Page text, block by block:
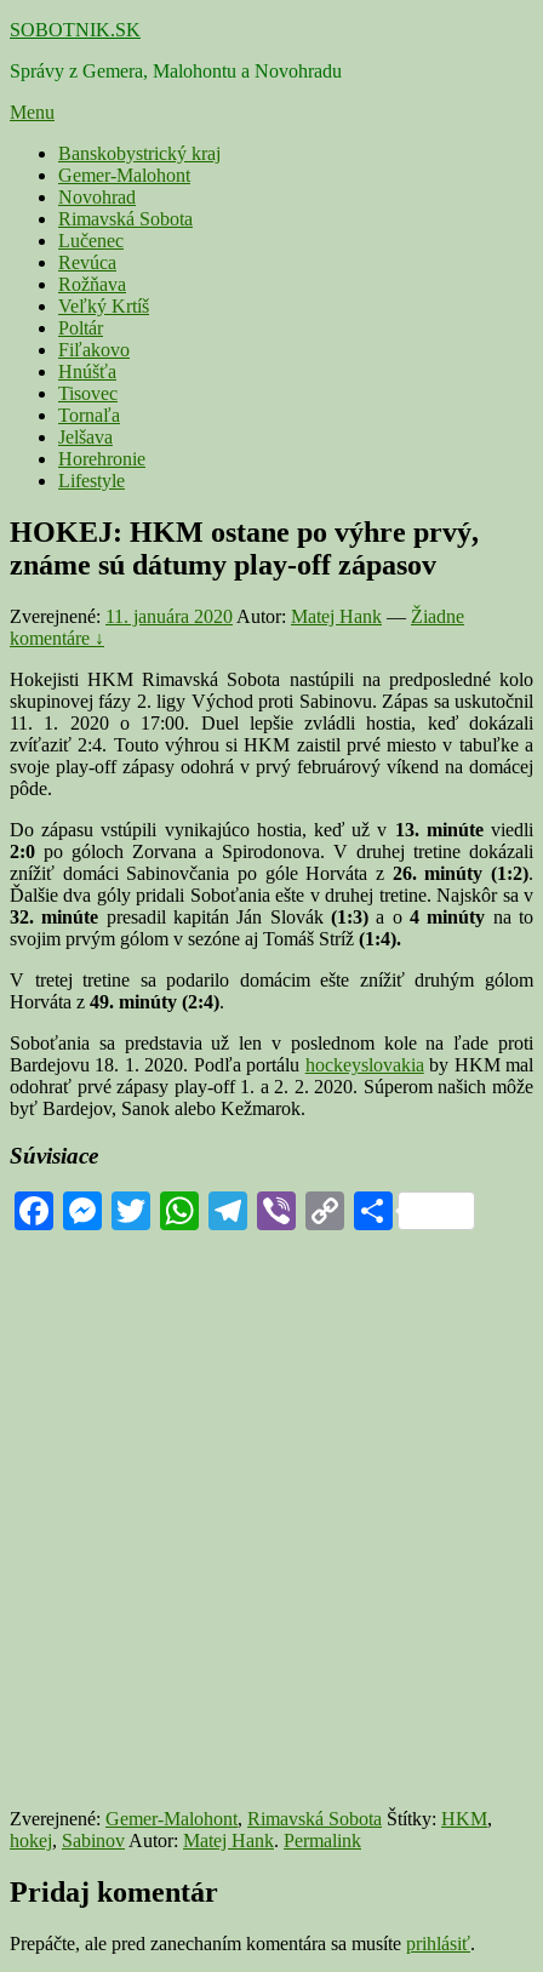
Skip
content
SOBOTNIK.SK
Správy z Gemera, Malohontu a Novohradu
Menu
Primárne
menu
Banskobystrický kraj
Gemer-Malohont
Novohrad
Rimavská Sobota
Lučenec
Revúca
Rožňava
Veľký Krtíš
Poltár
Fiľakovo
Hnúšťa
Tisovec
Tornaľa
Jelšava
Horehronie
Lifestyle
HOKEJ: HKM ostane po výhre prvý,
známe sú dátumy play-off zápasov
Zverejnené: 11. januára 2020 Autor: Matej Hank — Žiadne
komentáre ↓
Hokejisti HKM Rimavská Sobota nastúpili na predposledné kolo
skupinovej fázy 2. ligy Východ proti Sabinovu. Zápas sa uskutočnil
11. 1. 2020 o 17:00. Duel lepšie zvládli hostia, keď dokázali
zvíťaziť 2:4. Touto výhrou si HKM zaistil prvé miesto v tabuľke a
svoje play-off zápasy odohrá v prvý februárový víkend na domácej
pôde.
Do zápasu vstúpili vynikajúco hostia, keď už v 13. minúteviedli
2:0 po góloch Zorvana a Spirodonova. V druhej tretine dokázali
znížiť domáci Sabinovčania po góle Horváta z 26. minúty (1:2).
Ďalšie dva góly pridali Soboťania ešte v druhej tretine. Najskôr sa v
32. minúte presadil kapitán Ján Slovák(1:3) a o4 minúty na to
svojim prvým gólom v sezóne aj Tomáš Stríž (1:4).
V tretej tretine sa podarilo domácim ešte znížiť druhým gólom
Horváta z 49. minúty (2:4).
Soboťania sa predstavia už len v poslednom kole na ľade proti
Bardejovu 18. 1. 2020. Podľa portálu hockeyslovakia by HKM mal
odohrať prvé zápasy play-off 1. a 2. 2. 2020. Súperom našich môže
byť Bardejov, Sanok alebo Kežmarok.
Súvisiace
Facebook
Messenger
TwitterWhatsApp
Telegram
ViberCopyShare
Zverejnené: Gemer-Malohont, Rimavská Sobota Štítky: HKM,
hokej, Sabinov Autor: Matej Hank. Permalink
Pridaj komentár
Prepáčte, ale pred zanechaním komentára sa musíte prihlásiť.